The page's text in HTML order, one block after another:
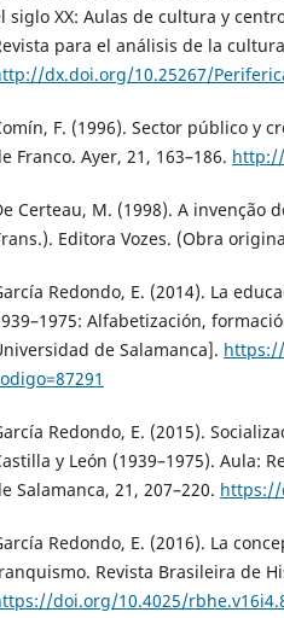
siglo XX: Aulas de cultura y
para el análisis de la
dx.doi.org/10.25267/
F. (1996). Sector público y
Franco. Ayer, 21, 163–186.
Certeau, M. (1998). A invenção
Editora Vozes. (Obra
Redondo, E. (2014). La
Alfabetización,
de Salamanca].
Redondo, E. (2015).
y León (1939–1975). Aula:
Salamanca, 21, 207–220. https://
Redondo, E. (2016). La
Revista Brasileira de
doi.org/10.4025/